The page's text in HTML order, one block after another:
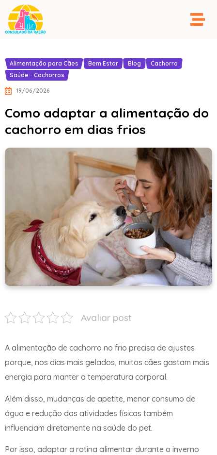
Alimentação para Cães Bem Estar Blog
Cachorro
Saúde - Cachorros
19/06/2026
Como adaptar a alimentação do
cachorro em dias frios
Avaliar post
A alimentação de cachorro no frio precisa de ajustes
porque, nos dias mais gelados, muitos cães gastam mais
energia para manter a temperatura corporal.
Além disso, mudanças de apetite, menor consumo de
água e redução das atividades físicas também
influenciam diretamente na saúde do pet.
Por isso, adaptar a rotina alimentar durante o inverno